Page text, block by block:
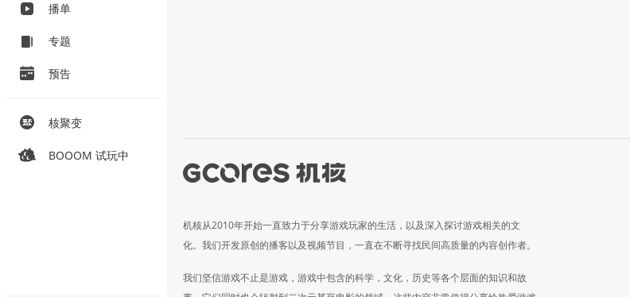
播单
专题
预告
核聚变
BOOOM 试玩中
机核从2010年开始一直致力于分享游戏玩家的生活，以及深入探讨游戏相关的文
化。我们开发原创的播客以及视频节目，一直在不断寻找民间高质量的内容创作者。
我们坚信游戏不止是游戏，游戏中包含的科学，文化，历史等各个层面的知识和故